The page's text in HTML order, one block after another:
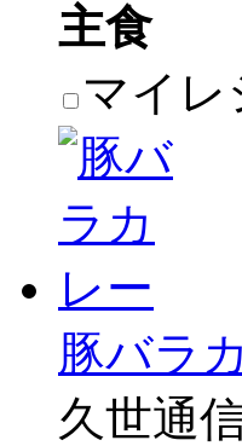
主食
マイレ
豚バラ
久世通